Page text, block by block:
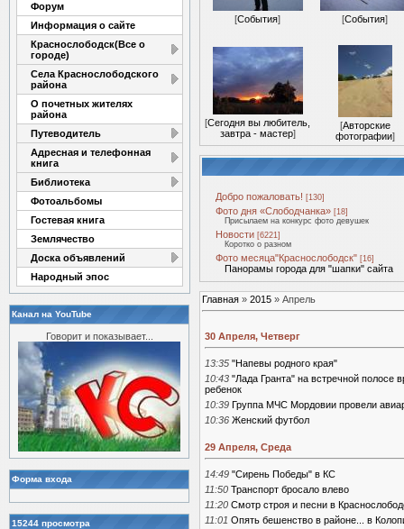
Форум
Информация о сайте
Краснослободск(Все о
городе)
Села Краснослободского
района
О почетных жителях
района
Путеводитель
Адресная и телефонная
книга
Библиотека
Фотоальбомы
Гостевая книга
Землячество
Доска объявлений
Народный эпос
Канал на YouTube
Говорит и показывает...
Форма входа
15244 просмотра
[События] [События]
[Сегодня вы любитель,
завтра - мастер]
[Авторские
фотографии]
Добро пожаловать! [130]
Фото дня «Слободчанка» [18]
Присылаем на конкурс фото девушек
Новости [6221]
Коротко о разном
Фото месяца"Краснослободск" [16]
Панорамы города для "шапки" сайта
Главная » 2015 » Апрель
30 Апреля, Четверг
13:35 "Напевы родного края"
10:43 "Лада Гранта" на встречной полосе
ребенок
10:39 Группа МЧС Мордовии провели
10:36 Женский футбол
29 Апреля, Среда
14:49 "Сирень Победы" в КС
11:50 Транспорт бросало влево
11:20 Смотр строя и песни в
11:01 Опять бешенство в районе... в